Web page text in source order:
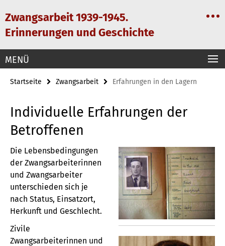
direkt
zu
Zwangsarbeit 1939-1945.
Erinnerungen und Geschichte
Service-
Navigation
MENÜ
Startseite Zwangsarbeit Erfahrungen in den Lagern
Individuelle Erfahrungen der
Betroffenen
Die Lebensbedingungen
der Zwangsarbeiterinnen
und Zwangsarbeiter
unterschieden sich je
nach Status, Einsatzort,
Herkunft und Geschlecht.
Zivile
Zwangsarbeiterinnen und